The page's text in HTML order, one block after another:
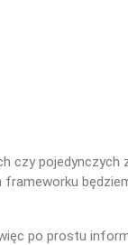
po prostu